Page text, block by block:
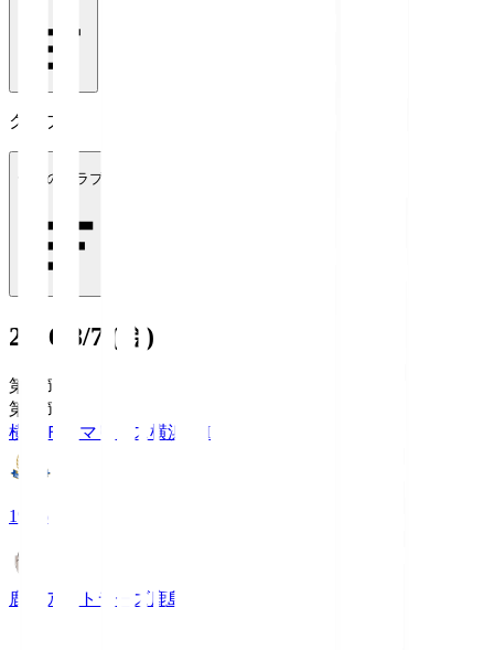
クラブ
全てのクラブ
2026/8/7 (金)
第1節
第1節
横浜Ｆ・マリノス横浜FM
19:26
鹿島アントラーズ鹿島